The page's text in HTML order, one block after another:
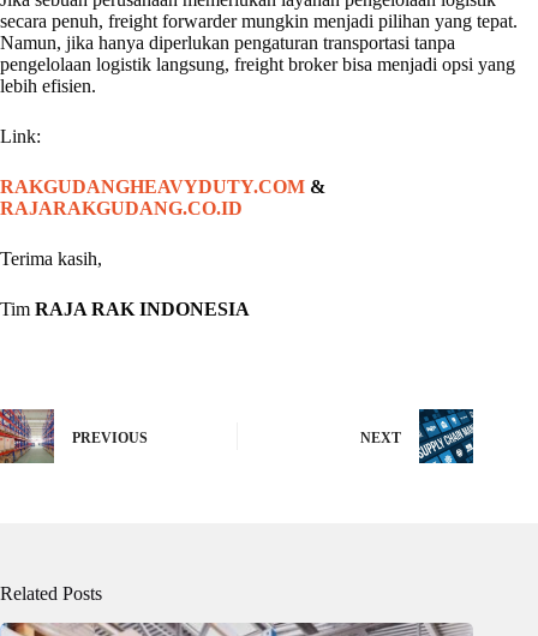
secara penuh, freight forwarder mungkin menjadi pilihan yang tepat.
Namun, jika hanya diperlukan pengaturan transportasi tanpa
pengelolaan logistik langsung, freight broker bisa menjadi opsi yang
lebih efisien.
Link:
RAKGUDANGHEAVYDUTY.COM &
RAJARAKGUDANG.CO.ID
Terima kasih,
Tim RAJA RAK INDONESIA
PREVIOUS NEXT
Related Posts